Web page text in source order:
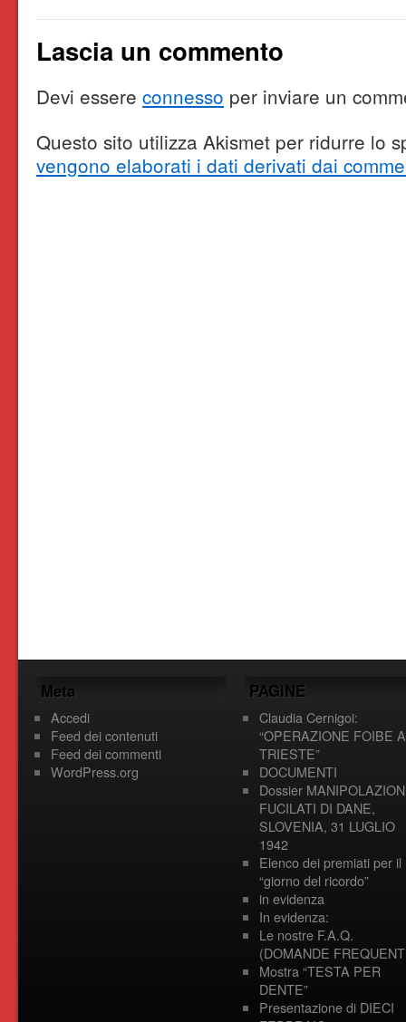
Lascia un commento
Devi essere connesso per inviare un
Questo sito utilizza Akismet per ridurre lo
vengono elaborati i dati derivati dai
Meta
Accedi
Feed dei contenuti
Feed dei commenti
WordPress.org
PAGINE
Claudia Cernigoi:
“OPERAZIONE FOIBE A
TRIESTE”
DOCUMENTI
Dossier
FUCILATI DI DANE,
SLOVENIA, 31 LUGLIO
1942
Elenco dei premiati per il
“giorno del ricordo”
in evidenza
In evidenza:
Le nostre F.A.Q.
(DOMANDE
Mostra “TESTA PER
DENTE”
Presentazione di DIECI